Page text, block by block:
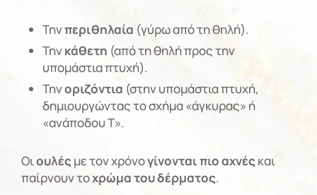
Τηνπεριθηλαία (γύρω από τη θηλή).
Τηνκάθετη (από τη θηλή προς την
υπομάστια πτυχή).
Τηνοριζόντια (στην υπομάστια πτυχή,
δημιουργώντας το σχήμα «άγκυρας» ή
«ανάποδου Τ».
Οιουλές με τον χρόνογίνονται πιο αχνές και
παίρνουν τοχρώμα του δέρματος.